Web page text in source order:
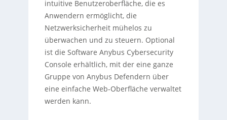
intuitive Benutzeroberfläche, die es
Anwendern ermöglicht, die
Netzwerksicherheit mühelos zu
überwachen und zu steuern. Optional
ist die Software Anybus Cybersecurity
Console erhältlich, mit der eine ganze
Gruppe von Anybus Defendern über
eine einfache Web-Oberfläche verwaltet
werden kann.